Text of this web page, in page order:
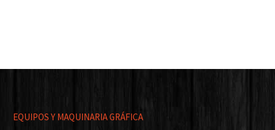
EQUIPOS Y MAQUINARIA GRÁFICA